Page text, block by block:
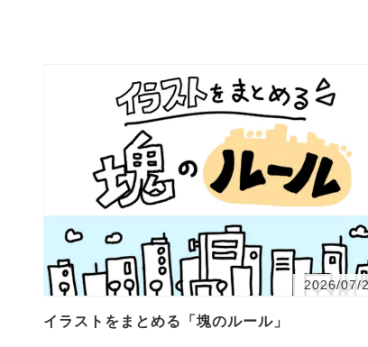
2026/07/
イラストをまとめる「塊のルール」